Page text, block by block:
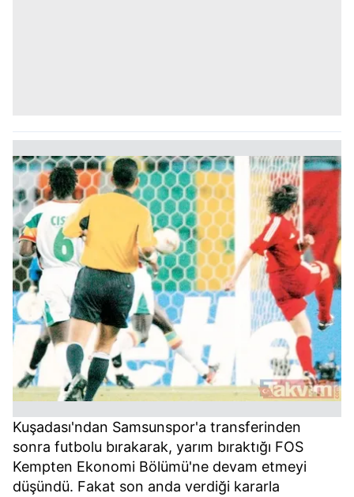
Kuşadası'ndan Samsunspor'a transferinden
sonra futbolu bırakarak, yarım bıraktığı FOS
Kempten Ekonomi Bölümü'ne devam etmeyi
düşündü. Fakat son anda verdiği kararla